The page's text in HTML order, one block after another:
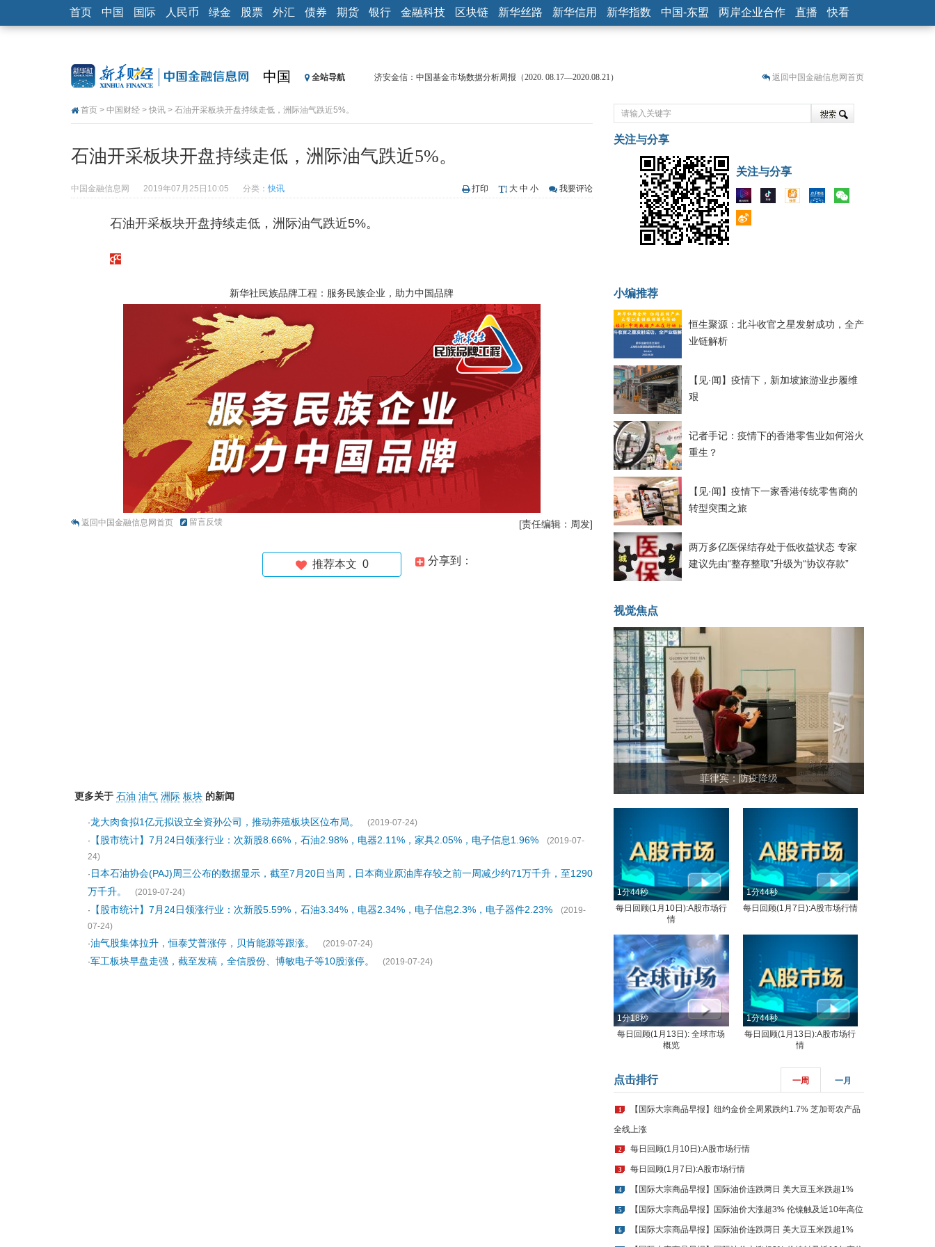
首页 中国 国际 人民币 绿金 股票 外汇 债券 期货 银行 金融科技 区块链 新华丝路 新华信用 新华指数 中国-东盟 两岸企业合作 直播 快看
中国 全站导航
济安金信：中国基金市场数据分析周报（2020. 08.17—2020.08.21）
济安金信：中国基金市场数据分析周报（2020. 07.27—2020.07.31）
央行公开市场净投放300亿元 短端资金利率明显下行
返回中国金融信息网首页
首页 > 中国财经 > 快讯 > 石油开采板块开盘持续走低，洲际油气跌近5%。
石油开采板块开盘持续走低，洲际油气跌近5%。
中国金融信息网 2019年07月25日10:05 分类：快讯 打印 大 中 小 我要评论
石油开采板块开盘持续走低，洲际油气跌近5%。
新华社民族品牌工程：服务民族企业，助力中国品牌
返回中国金融信息网首页 留言反馈 [责任编辑：周发]
分享到：
推荐本文 0
更多关于 石油 油气 洲际 板块 的新闻
·龙大肉食拟1亿元拟设立全资孙公司，推动养殖板块区位布局。
(2019-07-24)
·
【股市统计】7月24日领涨行业：次新股8.66%，石油2.98%，电器2.11%，家具2.05%，电子信息1.96%
(2019-07-
24)
· 日本石油协会(PAJ)周三公布的数据显示，截至7月20日当周，日本商业原油库存较之前一周减少约71万千升，至1290
万千升。
(2019-07-24)
·
【股市统计】7月24日领涨行业：次新股5.59%，石油3.34%，电器2.34%，电子信息2.3%，电子器件2.23%
(2019-
07-24)
·油气股集体拉升，恒泰艾普涨停，贝肯能源等跟涨。
(2019-07-24)
·军工板块早盘走强，截至发稿，全信股份、博敏电子等10股涨停。 (2019-07-24)
关注与分享
关注与分享
小编推荐
恒生聚源：北斗收官之星发射成功，全产
业链解析
【见·闻】疫情下，新加坡旅游业步履维
艰
记者手记：疫情下的香港零售业如何浴火
重生？
【见·闻】疫情下一家香港传统零售商的
转型突围之旅
两万多亿医保结存处于低收益状态 专家
建议先由“整存整取”升级为“协议存款”
视觉焦点
菲律宾：防疫降级
< >
1分44秒
每日回顾(1月10日):A股市场行
情
1分44秒
每日回顾(1月7日):A股市场行情
1分18秒
每日回顾(1月13日): 全球市场
概览
1分44秒
每日回顾(1月13日):A股市场行
情
点击排行 一周 一月
1 【国际大宗商品早报】纽约金价全周累跌约1.7% 芝加哥农产品
全线上涨
2 每日回顾(1月10日):A股市场行情
3 每日回顾(1月7日):A股市场行情
4 【国际大宗商品早报】国际油价连跌两日 美大豆玉米跌超1%
5 【国际大宗商品早报】国际油价大涨超3% 伦镍触及近10年高位
6 【国际大宗商品早报】国际油价连跌两日 美大豆玉米跌超1%